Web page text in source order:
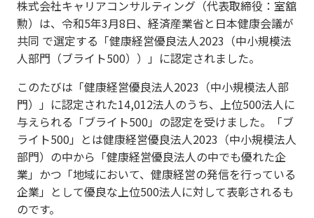
株式会社キャリアコンサルティング（代表取締役：室舘
勲）は、令和5年3月8日、経済産業省と日本健康会議が
共同 で選定する「健康経営優良法人2023（中小規模法
人部門（ブライト500））」に認定されました。
このたびは「健康経営優良法人2023（中小規模法人部
門）」に認定された14,012法人のうち、上位500法人に
与えられる「ブライト500」の認定を受けました。「ブ
ライト500」とは健康経営優良法人2023（中小規模法人
部門）の中から「健康経営優良法人の中でも優れた企
業」かつ「地域において、健康経営の発信を行っている
企業」として優良な上位500法人に対して表彰されるも
のです。